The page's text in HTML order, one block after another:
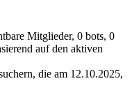
Mitglieder, 0 bots, 0
auf den aktiven
die am 12.10.2025,